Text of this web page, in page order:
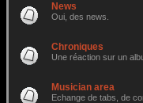
News
Oui, des news.
Chroniques
Une réaction sur un
Musician area
Echange de tabs, de